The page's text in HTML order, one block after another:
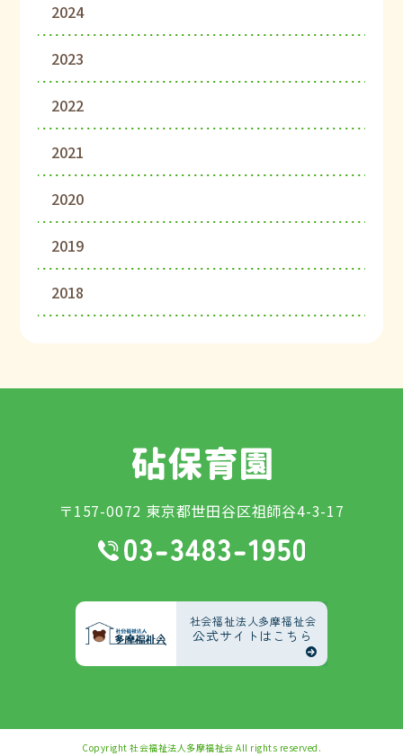
2024
2023
2022
2021
2020
2019
2018
〒157-0072 東京都世田谷区祖師谷4-3-17
社会福祉法人多摩福祉会
公式サイトはこちら
Copyright 社会福祉法人多摩福祉会 All rights reserved.